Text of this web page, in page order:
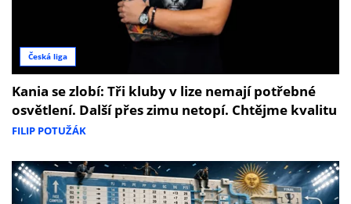
Česká liga
Kania se zlobí: Tři kluby v lize nemají potřebné
osvětlení. Další přes zimu netopí. Chtějme kvalitu
FILIP POTUŽÁK